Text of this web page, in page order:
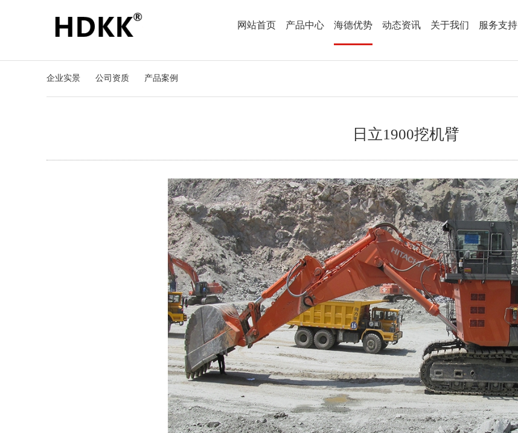
网站首页 产品中心 海德优势 动态资讯 关于我们 服务支持
企业实景 公司资质 产品案例
日立1900挖机臂